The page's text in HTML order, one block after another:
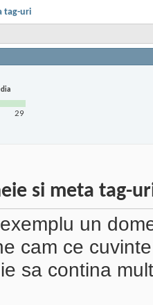
tag-uri
29
si meta tag-
un
cam ce
sa contina